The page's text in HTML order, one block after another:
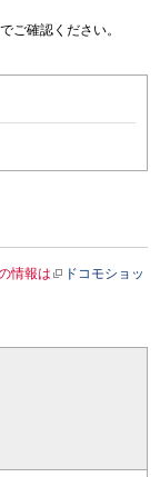
でご確認ください。
情報は
ドコモショッ